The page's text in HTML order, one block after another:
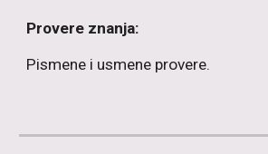
Provere znanja:
Pismene i usmene provere.